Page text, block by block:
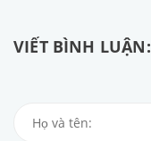
VIẾT BÌNH LUẬN: